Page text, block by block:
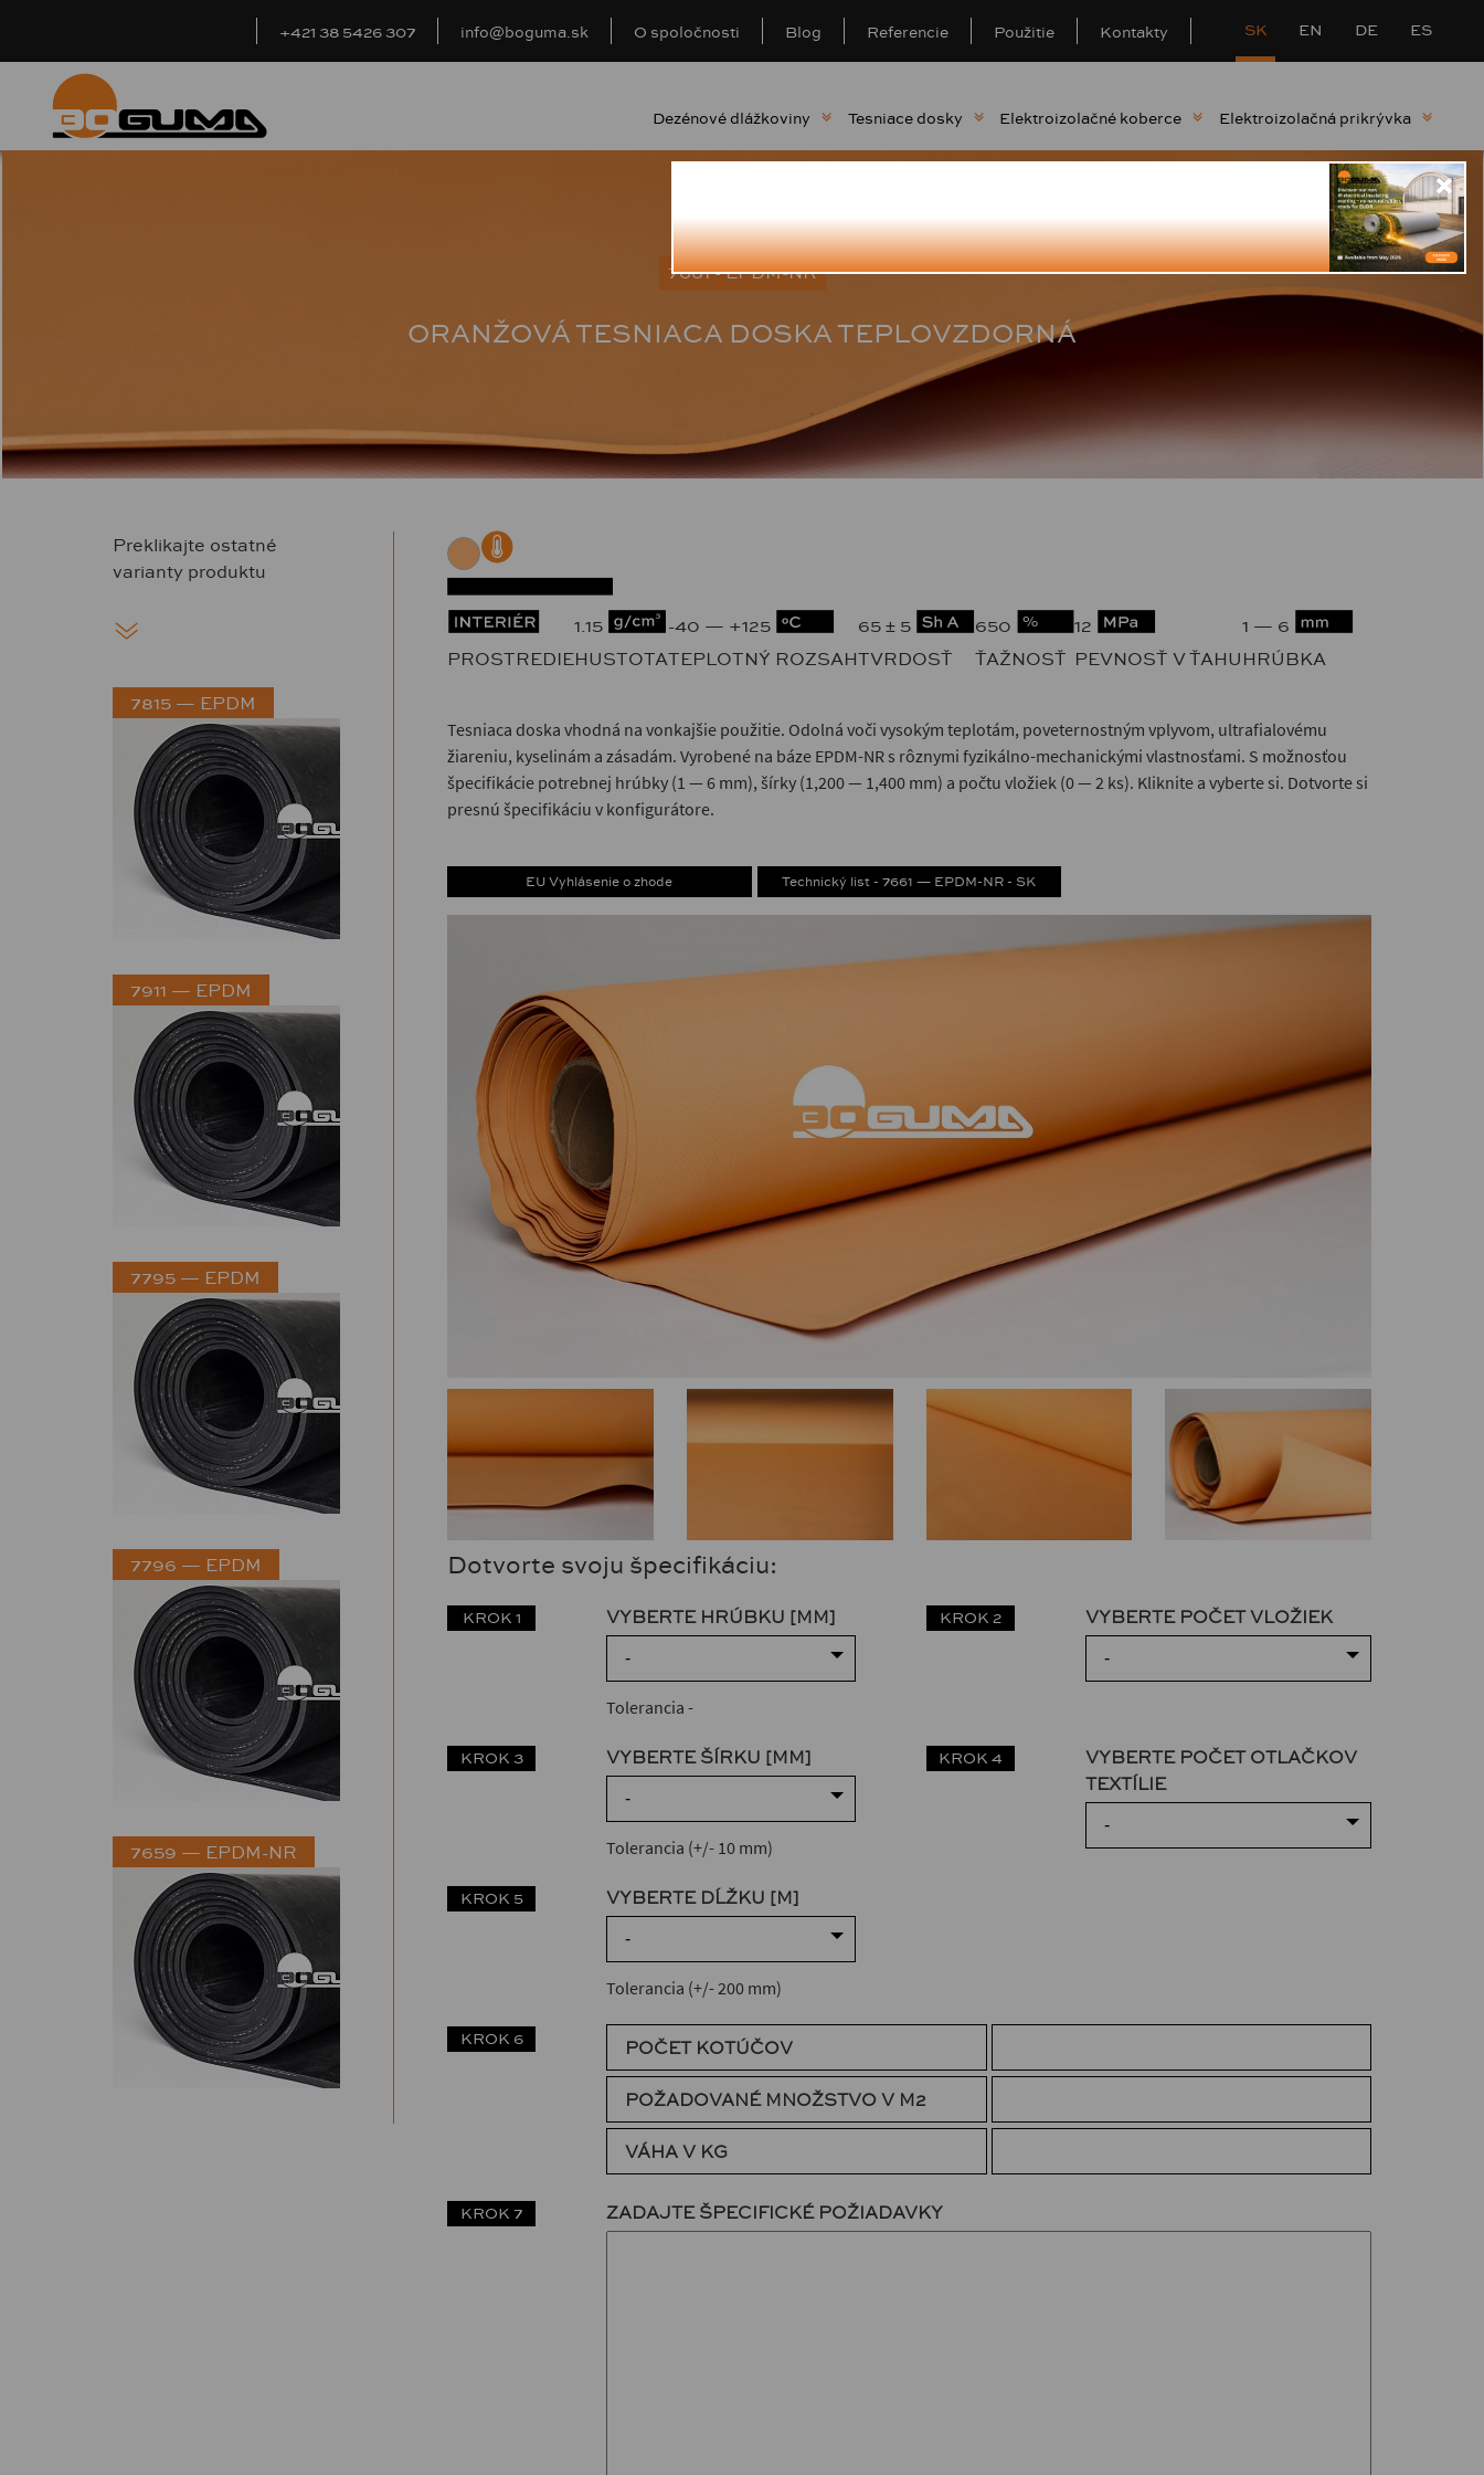
+421 38 5426 307 info@boguma.sk O spoločnosti Blog Referencie Použitie Kontakty SK EN DE ES
Dezénové dlážkoviny Tesniace dosky Elektroizolačné koberce Elektroizolačná prikrývka
7661 - EPDM-NR
ORANŽOVÁ TESNIACA DOSKA TEPLOVZDORNÁ
Preklikajte ostatné
varianty produktu
7815 — EPDM
7911 — EPDM
7795 — EPDM
7796 — EPDM
7659 — EPDM-NR
PROSTREDIE
1.15
HUSTOTA
-40 — +125
TEPLOTNÝ ROZSAH
65 ± 5
TVRDOSŤ
650
ŤAŽNOSŤ
12
PEVNOSŤ V ŤAHU
1 — 6
HRÚBKA
Tesniaca doska vhodná na vonkajšie použitie. Odolná voči vysokým teplotám, poveternostným vplyvom, ultrafialovému
žiareniu, kyselinám a zásadám. Vyrobené na báze EPDM-NR s rôznymi fyzikálno-mechanickými vlastnosťami. S možnosťou
špecifikácie potrebnej hrúbky (1 — 6 mm), šírky (1,200 — 1,400 mm) a počtu vložiek (0 — 2 ks). Kliknite a vyberte si. Dotvorte si
presnú špecifikáciu v konfigurátore.
EU Vyhlásenie o zhode Technický list - 7661 — EPDM-NR - SK
Dotvorte svoju špecifikáciu:
KROK 1 VYBERTE HRÚBKU [MM]
-
Tolerancia-
KROK 2 VYBERTE POČET VLOŽIEK
-
KROK 3 VYBERTE ŠÍRKU [MM]
-
Tolerancia (+/- 10 mm)
KROK 4
VYBERTE POČET OTLAČKOV
TEXTÍLIE
-
KROK 5 VYBERTE DĹŽKU [M]
-
Tolerancia (+/- 200 mm)
KROK 6 POČET KOTÚČOV
POŽADOVANÉ MNOŽSTVO V M2
VÁHA V KG
KROK 7 ZADAJTE ŠPECIFICKÉ POŽIADAVKY